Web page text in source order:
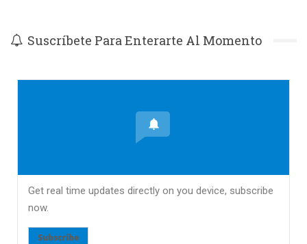
Suscríbete Para Enterarte Al Momento
Get real time updates directly on you device, subscribe
now.
Subscribe